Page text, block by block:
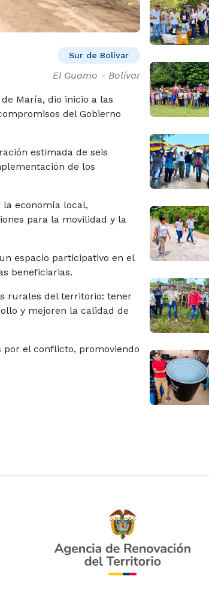
Sur de Bolívar
El Guamo - Bolívar
María, dio inicio a las
del Gobierno
estimada de seis
de los
economía local,
para la movilidad y la
espacio participativo en el
beneficiarias.
rurales del territorio: tener
y mejoren la calidad de
el conflicto, promoviendo